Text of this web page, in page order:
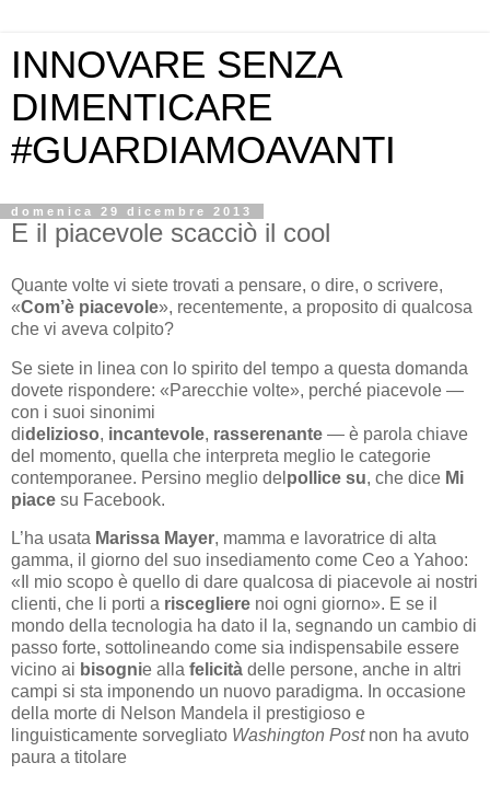
INNOVARE SENZA
DIMENTICARE
#GUARDIAMOAVANTI
domenica 29 dicembre 2013
E il piacevole scacciò il cool
Quante volte vi siete trovati a pensare, o dire, o scrivere,
«Com’è piacevole», recentemente, a proposito di qualcosa
che vi aveva colpito?
Se siete in linea con lo spirito del tempo a questa domanda
dovete rispondere: «Parecchie volte», perché piacevole —
con i suoi sinonimi
didelizioso, incantevole, rasserenante — è parola chiave
del momento, quella che interpreta meglio le categorie
contemporanee. Persino meglio del pollice su, che dice Mi
piace su Facebook.
L’ha usata Marissa Mayer, mamma e lavoratrice di alta
gamma, il giorno del suo insediamento come Ceo a Yahoo:
«Il mio scopo è quello di dare qualcosa di piacevole ai nostri
clienti, che li porti a riscegliere noi ogni giorno». E se il
mondo della tecnologia ha dato il la, segnando un cambio di
passo forte, sottolineando come sia indispensabile essere
vicino ai bisognie alla felicità delle persone, anche in altri
campi si sta imponendo un nuovo paradigma. In occasione
della morte di Nelson Mandela il prestigioso e
linguisticamente sorvegliato Washington Postnon ha avuto
paura a titolare